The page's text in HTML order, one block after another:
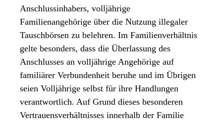
Anschlussinhabers, volljährige
Familienangehörige über die Nutzung illegaler
Tauschbörsen zu belehren. Im Familienverhältnis
gelte besonders, dass die Überlassung des
Anschlusses an volljährige Angehörige auf
familiärer Verbundenheit beruhe und im Übrigen
seien Volljährige selbst für ihre Handlungen
verantwortlich. Auf Grund dieses besonderen
Vertrauensverhältnisses innerhalb der Familie